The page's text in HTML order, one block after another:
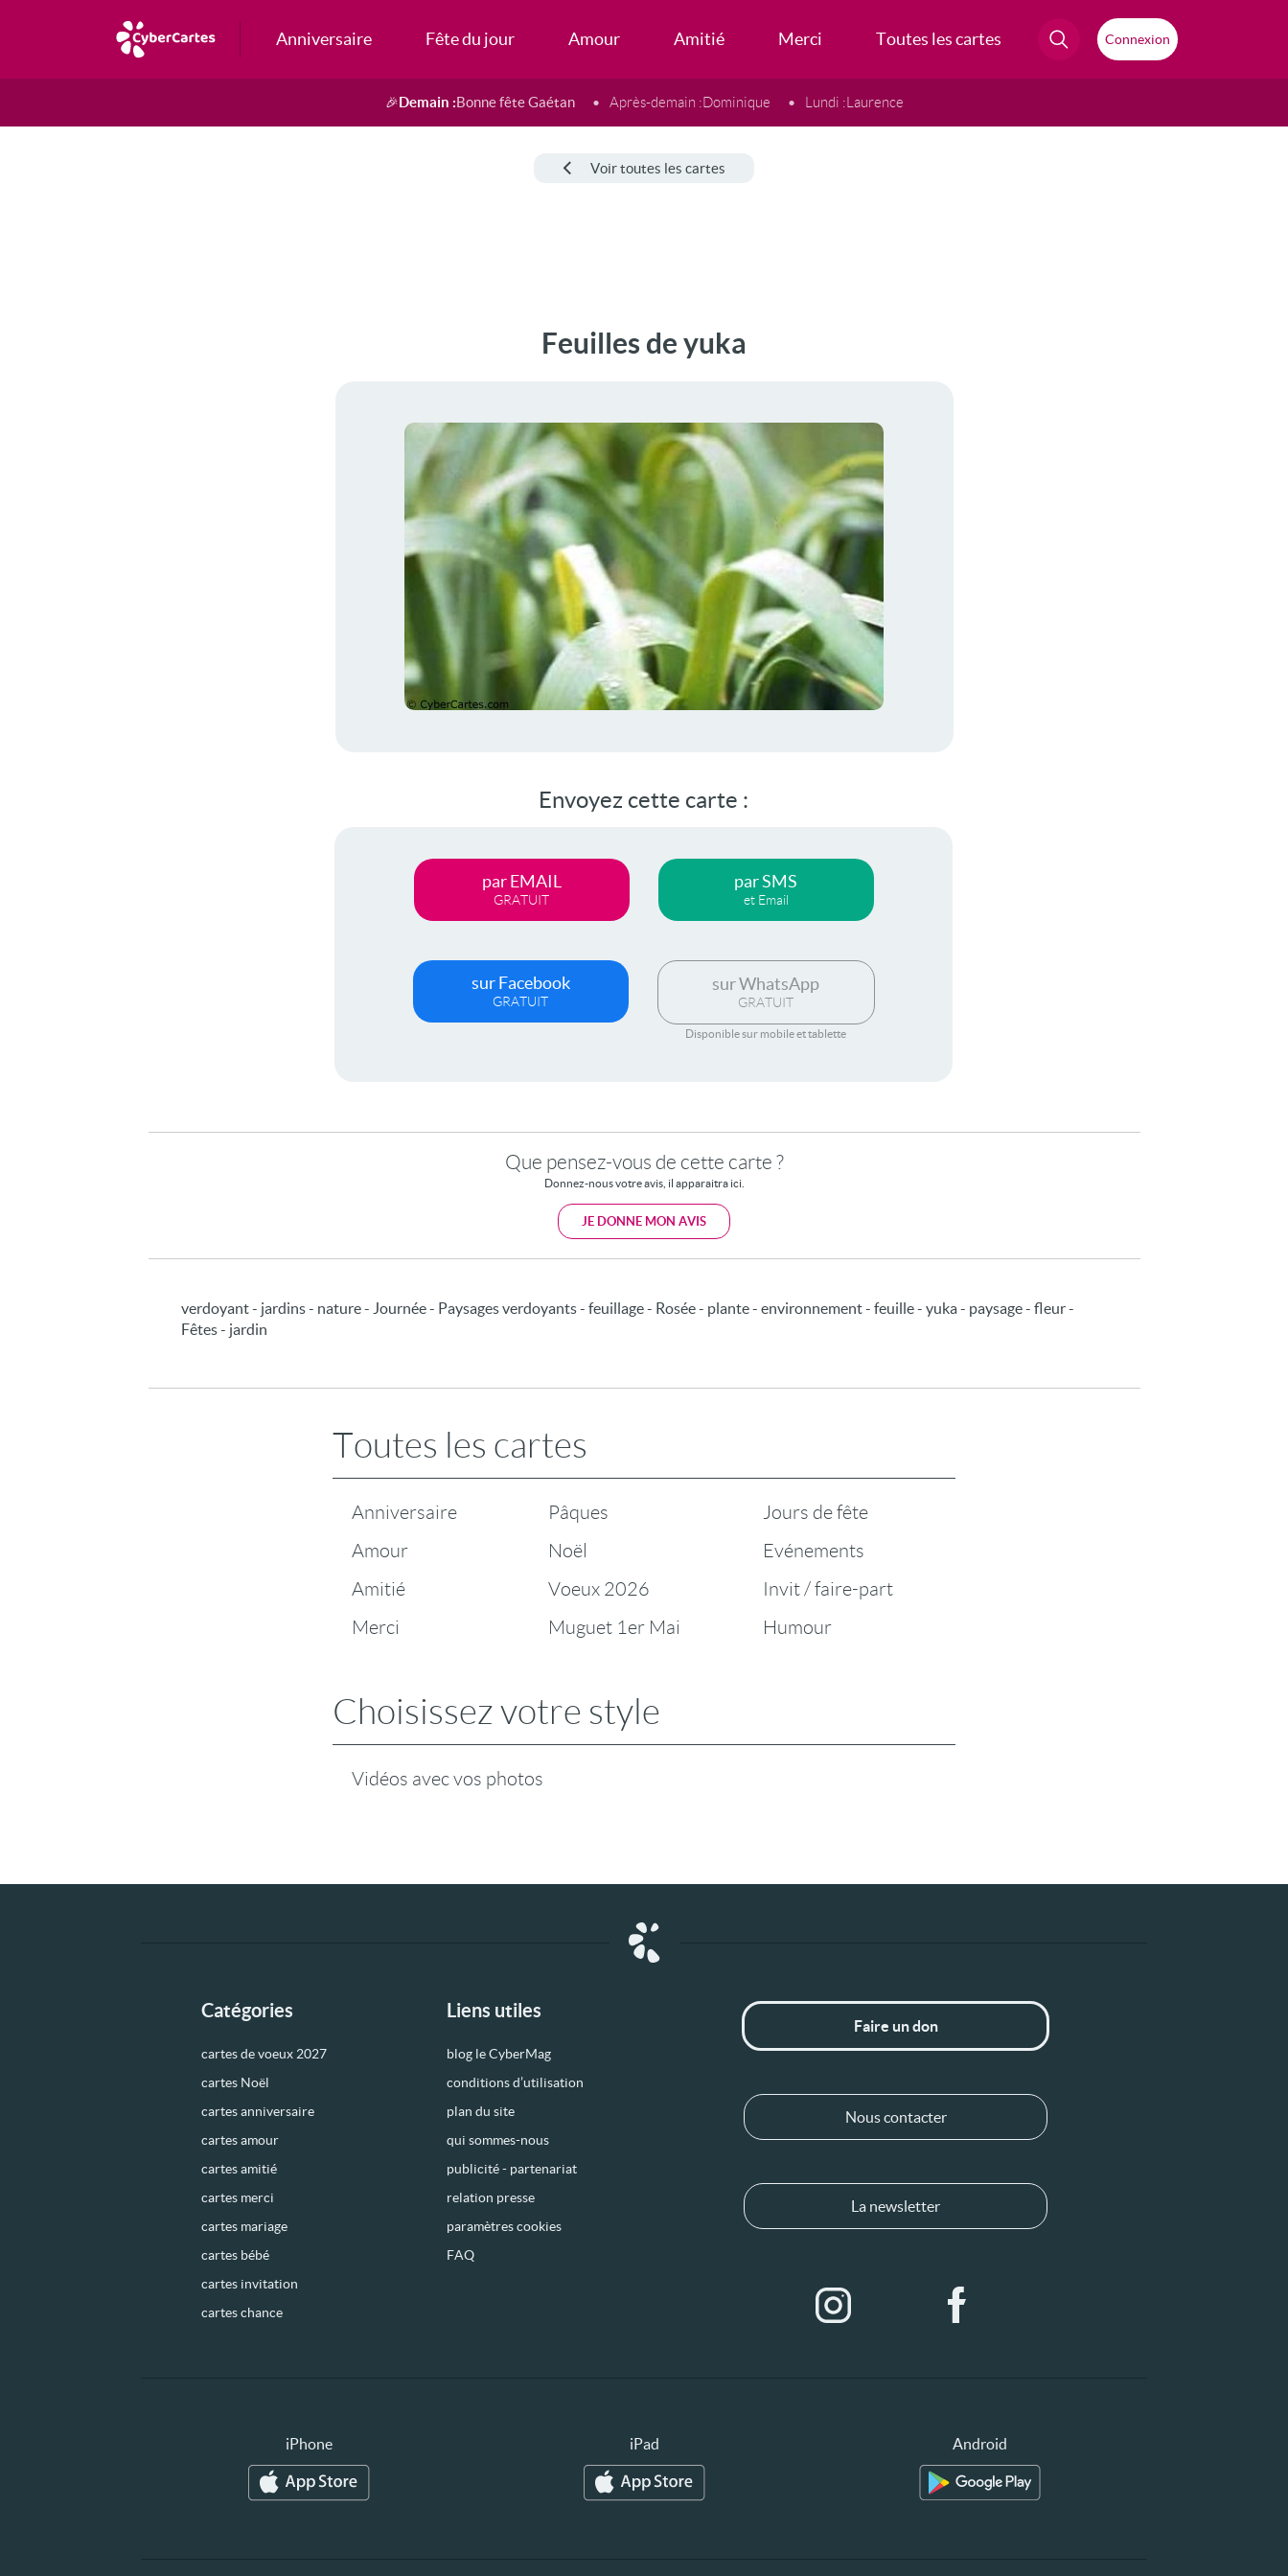
Anniversaire Fête du jour Amour Amitié Merci Toutes les cartes Connexion
🎉Demain :Bonne fête Gaétan Après-demain :Dominique Lundi :Laurence
Voir toutes les cartes
Feuilles de yuka
Envoyez cette carte :
par EMAIL
GRATUIT
par SMS
et Email
sur Facebook
GRATUIT
sur WhatsApp
GRATUIT
Disponible sur mobile et tablette
Que pensez-vous de cette carte ?
Donnez-nous votre avis, il apparaitra ici.
JE DONNE MON AVIS
verdoyant - jardins - nature - Journée - Paysages verdoyants - feuillage - Rosée - plante - environnement - feuille - yuka - paysage - fleur -
Fêtes - jardin
Toutes les cartes
Anniversaire
Amour
Amitié
Merci
Pâques
Noël
Voeux 2026
Muguet 1er Mai
Jours de fête
Evénements
Invit / faire-part
Humour
Choisissez votre style
Vidéos avec vos photos
Catégories
cartes de voeux 2027
cartes Noël
cartes anniversaire
cartes amour
cartes amitié
cartes merci
cartes mariage
cartes bébé
cartes invitation
cartes chance
Liens utiles
blog le CyberMag
conditions d’utilisation
plan du site
qui sommes-nous
publicité - partenariat
relation presse
paramètres cookies
FAQ
Faire un don
Nous contacter
La newsletter
iPhone iPad Android